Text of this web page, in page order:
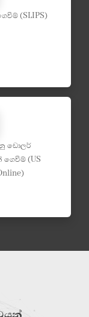
(SLIPS)
ඩොලර්
(US